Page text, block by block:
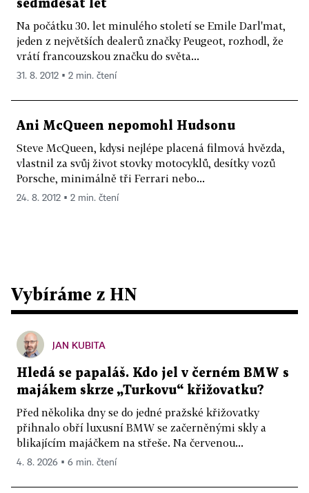
sedmdesát let
Na počátku 30. let minulého století se Emile Darl'mat,
jeden z největších dealerů značky Peugeot, rozhodl, že
vrátí francouzskou značku do světa...
31. 8. 2012 ▪ 2 min. čtení
Ani McQueen nepomohl Hudsonu
Steve McQueen, kdysi nejlépe placená filmová hvězda,
vlastnil za svůj život stovky motocyklů, desítky vozů
Porsche, minimálně tři Ferrari nebo...
24. 8. 2012 ▪ 2 min. čtení
Vybíráme z HN
JAN KUBITA
Hledá se papaláš. Kdo jel v černém BMW s
majákem skrze „Turkovu“ křižovatku?
Před několika dny se do jedné pražské křižovatky
přihnalo obří luxusní BMW se začerněnými skly a
blikajícím majáčkem na střeše. Na červenou...
4. 8. 2026 ▪ 6 min. čtení